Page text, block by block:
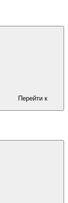
Перейти к